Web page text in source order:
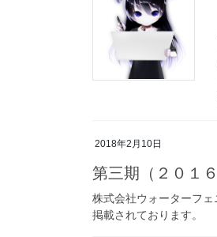
2018年2月10日
第三期（２０１
株式会社ウォーターフ
掲載されております。